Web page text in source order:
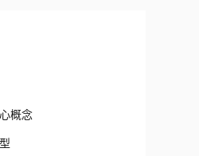
概念